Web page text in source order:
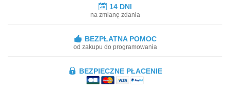
14 DNI
na zmianę zdania
BEZPŁATNA POMOC
od zakupu do programowania
BEZPIECZNE PŁACENIE